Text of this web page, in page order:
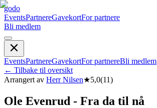
godo
EventsPartnereGavekortFor partnere
Bli medlem
EventsPartnereGavekortFor partnereBli medlem
← Tilbake til oversikt
Arrangert av Herr Nilsen★5,0(11)
Ole Evenrud - Fra da til nå